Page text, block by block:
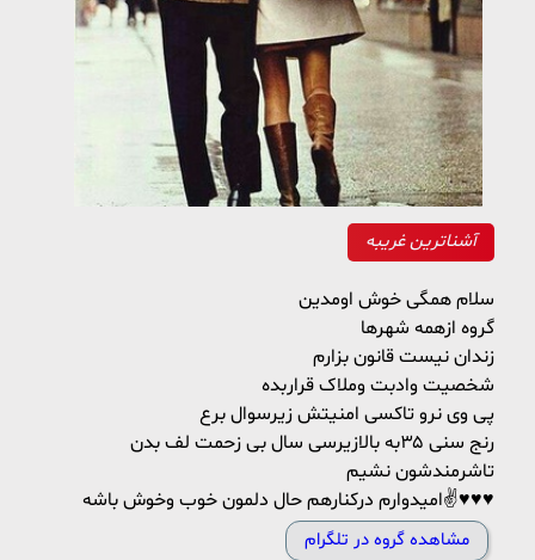
آشناترین غریبه
سلام همگی خوش اومدین
گروه ازهمه شهرها
زندان نیست قانون بزارم
شخصیت وادبت وملاک قراربده
پی وی نرو تاکسی امنیتش زیرسوال برع
رنج سنی ۳۵به بالازیرسی سال بی زحمت لف بدن
تاشرمندشون نشیم
امیدوارم درکنارهم حال دلمون خوب وخوش باشه✌♥️♥️♥️
مشاهده گروه در تلگرام